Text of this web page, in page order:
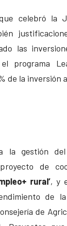
celebró la
las
programa
de la inversión
la gestión
de
rural’, y
de
de